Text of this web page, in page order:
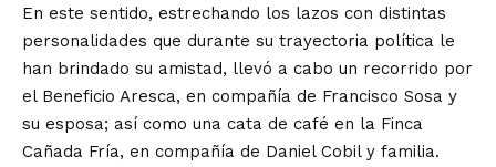
En este sentido, estrechando los lazos con distintas
personalidades que durante su trayectoria política le
han brindado su amistad, llevó a cabo un recorrido por
el Beneficio Aresca, en compañía de Francisco Sosa y
su esposa; así como una cata de café en la Finca
Cañada Fría, en compañía de Daniel Cobil y familia.